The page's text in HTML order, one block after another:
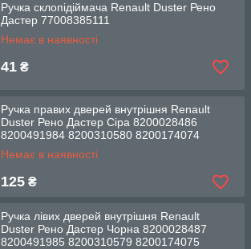
Ручка склопідіймача Renault Duster Рено
Дастер 77008385111
Немає в наявності
41 ₴
Ручка правих дверей внутрішня Renault
Duster Рено Дастер Сіра 8200028486
8200491984 8200310580 8200174074
Немає в наявності
125 ₴
Ручка лівих дверей внутрішня Renault
Duster Рено Дастер Чорна 8200028487
8200491985 8200310579 8200174075